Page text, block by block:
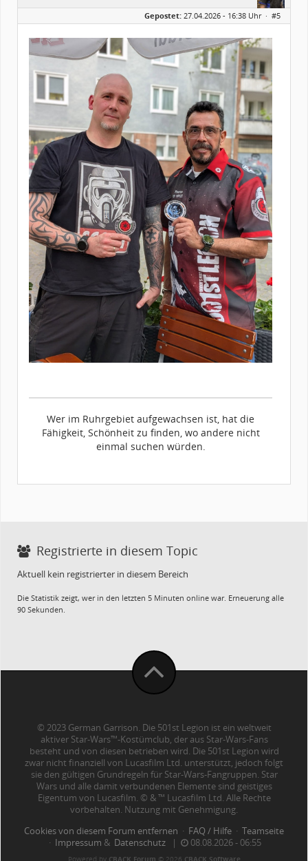
Geschlecht:
Alter:
46
Homepage:
ruhrpott-trooper.d…
Beiträge:
Forenmitglied seit:11 / 2017
Legion-ID:
Squad-Zugehörigkeit:WSQ
Im Profil...
Gepostet: 27.04.2026 - 16:38 Uhr · #5
Wer im Ruhrgebiet aufgewachsen ist, hat die
Fähigkeit, Schönheit zu finden, wo andere nicht
einmal suchen würden.
Registrierte in diesem Topic
Aktuell kein registrierter in diesem Bereich
Die Statistik zeigt, wer in den letzten 5 Minuten online war. Erneuerung alle
90 Sekunden.
© 2023 German Garrison. Die 501st Legion ist ein weltweit
aktiver Star-Wars™-Kostümclub, der aus Star-Wars-Fans
besteht und von diesen betrieben wird. Die 501st Legion wird
zwar nicht finanziell von Lucasfilm Ltd. unterstützt, jedoch folgt
sie den gültigen Grundregeln für Star-Wars-Fangruppen. Star
Wars und alle damit verbundenen Elemente sind geistiges
Eigentum von Lucasfilm. © & ™ Lucasfilm Ltd. Alle Rechte
vorbehalten. Nutzung mit Genehmigung.
Cookies von diesem Forum entfernen · FAQ / Hilfe · Teamseite
· Impressum & Datenschutz | 08.08.2026 - 06:55
Powered by CBACK Forum © 2026 CBACK Software